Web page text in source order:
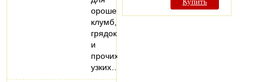
орошения
клумб,
грядок
и
прочих
узких…